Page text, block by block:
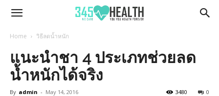
345Health
Home วิธีลดน้ำหนัก
แนะนำชา 4 ประเภทช่วยลด
น้ำหนักได้จริง
By admin - May 14, 2016 0
3480